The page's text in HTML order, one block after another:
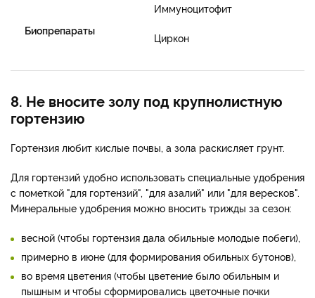
Биопрепараты
Иммуноцитофит
Циркон
8. Не вносите золу под крупнолистную
гортензию
Гортензия любит кислые почвы, а зола раскисляет грунт.
Для гортензий удобно использовать специальные удобрения
с пометкой "для гортензий", "для азалий" или "для вересков".
Минеральные удобрения можно вносить трижды за сезон:
весной (чтобы гортензия дала обильные молодые побеги),
примерно в июне (для формирования обильных бутонов),
во время цветения (чтобы цветение было обильным и
пышным и чтобы сформировались цветочные почки